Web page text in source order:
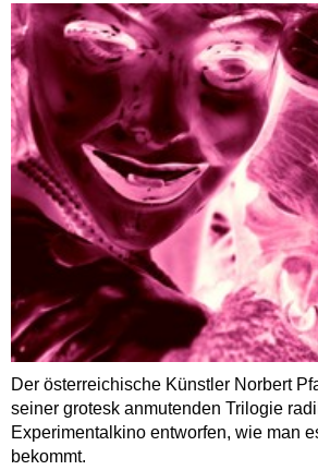
Der österreichische Künstler Norbert
seiner grotesk anmutenden Trilogie
Experimentalkino entworfen, wie man
bekommt.